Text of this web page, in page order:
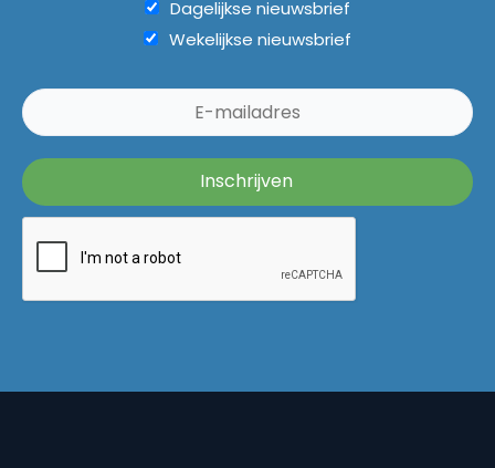
Dagelijkse nieuwsbrief
Wekelijkse nieuwsbrief